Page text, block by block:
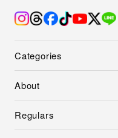
Categories
About
Regulars